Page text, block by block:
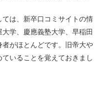
は、新卒口コミサイトの情
学、慶應義塾大学、早稲田
がほとんどです。旧帝大や
いることを覚えておきまし